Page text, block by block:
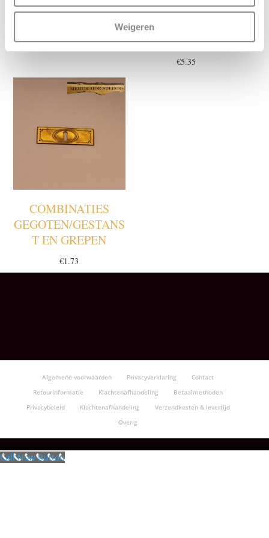
Weigeren
KNOPPEN
COMBINATIES
GEGOTEN/GESTANS
T EN GREPEN
€5.35
COMBINATIES
GEGOTEN/GESTANS
T EN GREPEN
€1.73
Algemene voorwaarden Privacyverklaring
Contact
Retourinformatie
Klachtenafhandeling
Betaalmethoden
Privacybeleid
Klachtenafhandeling
Verzendkosten & levertijd
Overig
Call Now Button